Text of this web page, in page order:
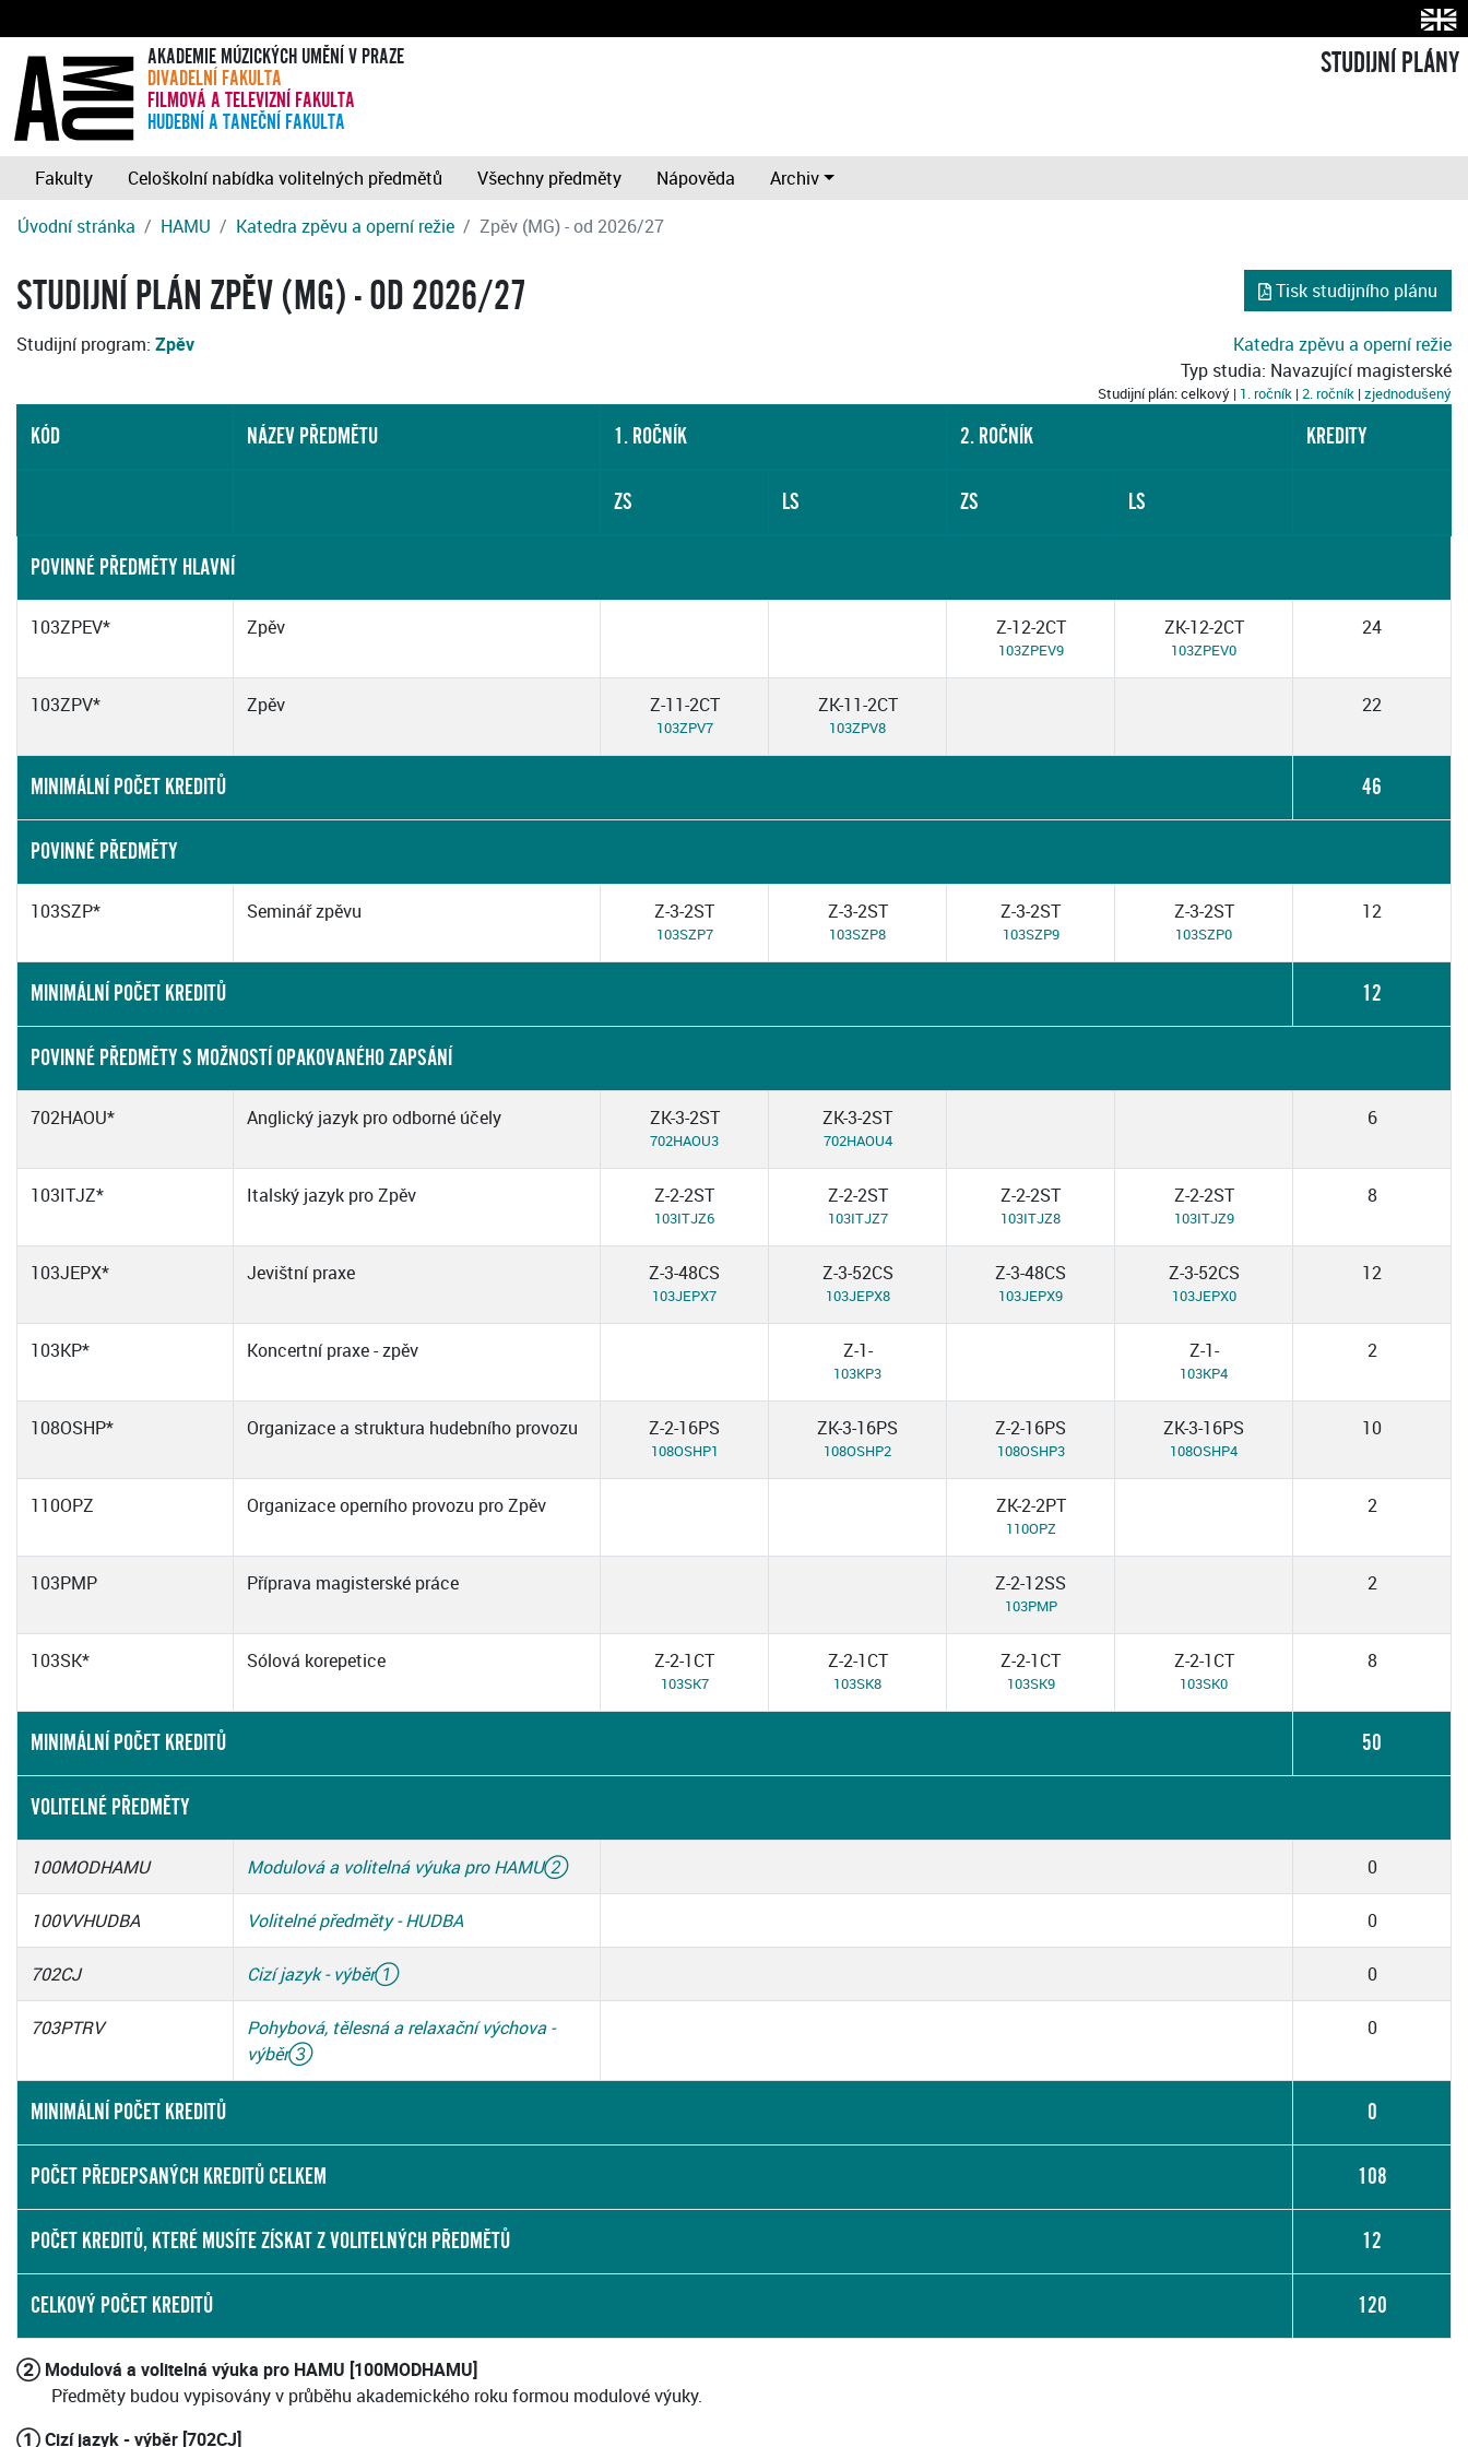
AKADEMIE MÚZICKÝCH UMĚNÍ V PRAZE
DIVADELNÍ FAKULTA
FILMOVÁ A TELEVIZNÍ FAKULTA
HUDEBNÍ A TANEČNÍ FAKULTA
STUDIJNÍ PLÁNY
Fakulty Celoškolní nabídka volitelných předmětů Všechny předměty Nápověda
Archiv
Úvodní stránka
HAMU Katedra zpěvu a operní režie Zpěv (MG) - od 2026/27
Tisk studijního plánu
STUDIJNÍ PLÁN ZPĚV (MG) - OD 2026/27
Studijní program: Zpěv
Katedra zpěvu a operní režie
Typ studia: Navazující magisterské
Studijní plán: celkový | 1. ročník |2. ročník |zjednodušený
KÓD NÁZEV PŘEDMĚTU 1. ROČNÍK 2. ROČNÍK KREDITY
ZS LS ZS LS
POVINNÉ PŘEDMĚTY HLAVNÍ
103ZPEV* Zpěv Z-12-2CT
103ZPEV9
ZK-12-2CT
103ZPEV0
24
103ZPV* Zpěv Z-11-2CT
103ZPV7
ZK-11-2CT
103ZPV8
22
MINIMÁLNÍ POČET KREDITŮ 46
POVINNÉ PŘEDMĚTY
103SZP* Seminář zpěvu Z-3-2ST
103SZP7
Z-3-2ST
103SZP8
Z-3-2ST
103SZP9
Z-3-2ST
103SZP0
12
MINIMÁLNÍ POČET KREDITŮ 12
POVINNÉ PŘEDMĚTY S MOŽNOSTÍ OPAKOVANÉHO ZAPSÁNÍ
702HAOU* Anglický jazyk pro odborné účely ZK-3-2ST
702HAOU3
ZK-3-2ST
702HAOU4
6
103ITJZ* Italský jazyk pro Zpěv Z-2-2ST
103ITJZ6
Z-2-2ST
103ITJZ7
Z-2-2ST
103ITJZ8
Z-2-2ST
103ITJZ9
8
103JEPX* Jevištní praxe Z-3-48CS
103JEPX7
Z-3-52CS
103JEPX8
Z-3-48CS
103JEPX9
Z-3-52CS
103JEPX0
12
103KP* Koncertní praxe - zpěv Z-1-
103KP3
Z-1-
103KP4
2
108OSHP* Organizace a struktura hudebního provozu Z-2-16PS
108OSHP1
ZK-3-16PS
108OSHP2
Z-2-16PS
108OSHP3
ZK-3-16PS
108OSHP4
10
110OPZ Organizace operního provozu pro Zpěv ZK-2-2PT
110OPZ
2
103PMP Příprava magisterské práce Z-2-12SS
103PMP
2
103SK* Sólová korepetice Z-2-1CT
103SK7
Z-2-1CT
103SK8
Z-2-1CT
103SK9
Z-2-1CT
103SK0
8
MINIMÁLNÍ POČET KREDITŮ 50
VOLITELNÉ PŘEDMĚTY
100MODHAMU Modulová a volitelná výuka pro HAMU② 0
100VVHUDBA Volitelné předměty - HUDBA 0
702CJ Cizí jazyk - výběr① 0
703PTRV
Pohybová, tělesná a relaxační výchova -
výběr③
0
MINIMÁLNÍ POČET KREDITŮ 0
POČET PŘEDEPSANÝCH KREDITŮ CELKEM 108
POČET KREDITŮ, KTERÉ MUSÍTE ZÍSKAT Z VOLITELNÝCH PŘEDMĚTŮ 12
CELKOVÝ POČET KREDITŮ 120
② Modulová a volitelná výuka pro HAMU [100MODHAMU]
Předměty budou vypisovány v průběhu akademického roku formou modulové výuky.
① Cizí jazyk - výběr [702CJ]